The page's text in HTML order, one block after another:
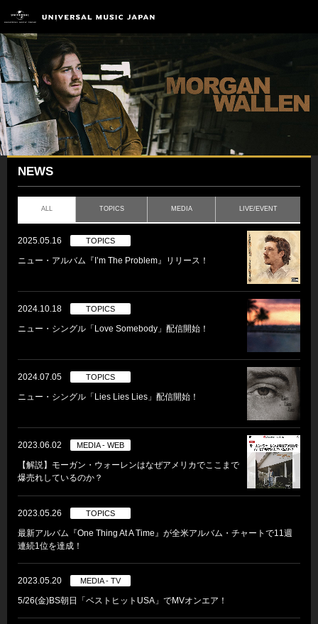
NEWS
ALL TOPICS MEDIA LIVE/EVENT
2025.05.16 TOPICS
ニュー・アルバム『I’m The Problem』リリース！
2024.10.18 TOPICS
ニュー・シングル「Love Somebody」配信開始！
2024.07.05 TOPICS
ニュー・シングル「Lies Lies Lies」配信開始！
2023.06.02 MEDIA - WEB
【解説】モーガン・ウォーレンはなぜアメリカでここまで
爆売れしているのか？
2023.05.26 TOPICS
最新アルバム『One Thing At A Time』が全米アルバム・チャートで11週
連続1位を達成！
2023.05.20 MEDIA - TV
5/26(金)BS朝日「ベストヒットUSA」でMVオンエア！